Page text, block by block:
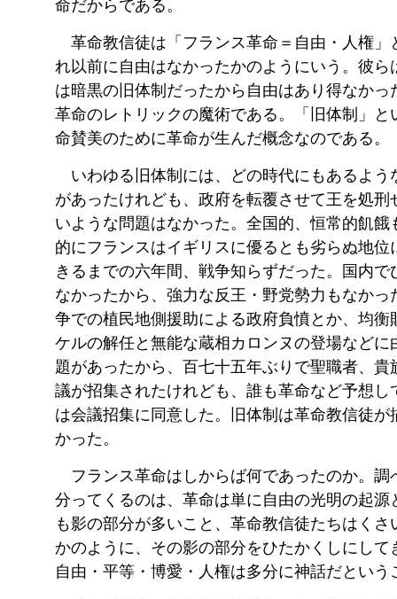
命だからである。
革命教信徒は「フランス革命＝自由・人権」
れ以前に自由はなかったかのようにいう。彼ら
は暗黒の旧体制だったから自由はあり得なかっ
革命のレトリックの魔術である。「旧体制」と
命賛美のために革命が生んだ概念なのである。
いわゆる旧体制には、どの時代にもあるよう
があったけれども、政府を転覆させて王を処刑
いような問題はなかった。全国的、恒常的飢餓
的にフランスはイギリスに優るとも劣らぬ地位
きるまでの六年間、戦争知らずだった。国内で
なかったから、強力な反王・野党勢力もなかっ
争での植民地側援助による政府負憤とか、均衡
ケルの解任と無能な蔵相カロンヌの登場などに
題があったから、百七十五年ぶりで聖職者、貴
議が招集されたけれども、誰も革命など予想し
は会議招集に同意した。旧体制は革命教信徒が
かった。
フランス革命はしからば何であったのか。調
分ってくるのは、革命は単に自由の光明の起源
も影の部分が多いこと、革命教信徒たちはくさ
かのように、その影の部分をひたかくしにして
自由・平等・博愛・人権は多分に神話だという